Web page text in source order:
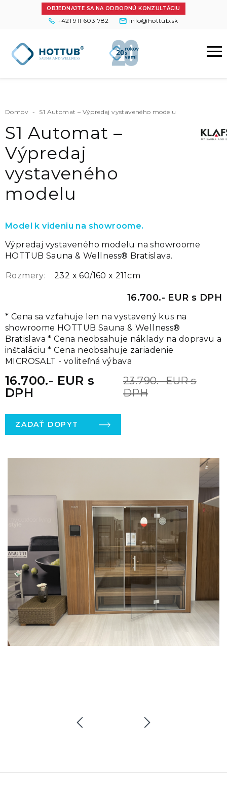
OBJEDNAJTE SA NA ODBORNÚ KONZULTÁCIU
+421 911 603 782 info@hottub.sk
Domov - S1 Automat – Výpredaj vystaveného modelu
S1 Automat –
Výpredaj
vystaveného
modelu
Model k videniu na showroome.
Výpredaj vystaveného modelu na showroome
HOTTUB Sauna & Wellness® Bratislava.
Rozmery: 232 x 60/160 x 211cm
16.700.- EUR s DPH
* Cena sa vzťahuje len na vystavený kus na
showroome HOTTUB Sauna & Wellness®
Bratislava * Cena neobsahuje náklady na dopravu a
inštaláciu * Cena neobsahuje zariadenie
MICROSALT - voliteľná výbava
16.700.- EUR s
DPH
23.790.- EUR s
DPH
ZADAŤ DOPYT